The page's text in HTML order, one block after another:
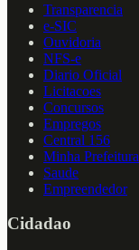
Transparencia
e-SIC
Ouvidoria
NFS-e
Diario Oficial
Licitacoes
Concursos
Empregos
Central 156
Minha Prefeitura
Saude
Empreendedor
Cidadao